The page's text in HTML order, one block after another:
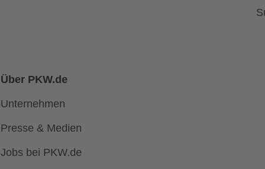
Über PKW.de
Unternehmen
Presse & Medien
Jobs bei PKW.de